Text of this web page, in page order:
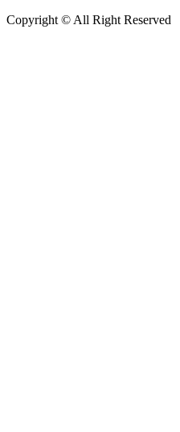
Copyright © All Right Reserved